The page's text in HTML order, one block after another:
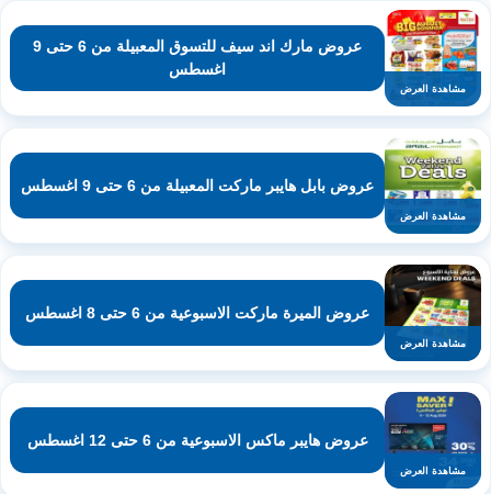
مشاهدة العرض
عروض مارك اند سيف للتسوق المعبيلة من 6 حتى 9
اغسطس
مشاهدة العرض
عروض بابل هايبر ماركت المعبيلة من 6 حتى 9 اغسطس
مشاهدة العرض
عروض الميرة ماركت الاسبوعية من 6 حتى 8 اغسطس
مشاهدة العرض
عروض هايبر ماكس الاسبوعية من 6 حتى 12 اغسطس